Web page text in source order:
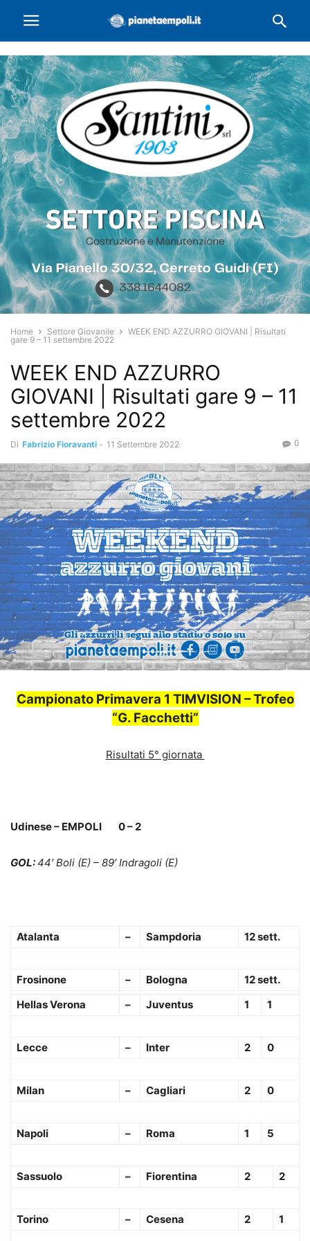
Home Settore Giovanile
WEEK END AZZURRO GIOVANI | Risultati
gare 9 – 11 settembre 2022
WEEK END AZZURRO
GIOVANI | Risultati gare 9 – 11
settembre 2022
Di Fabrizio Fioravanti - 11 Settembre 2022 0
Campionato Primavera 1 TIMVISION – Trofeo
“G. Facchetti”
Risultati 5° giornata
Udinese – EMPOLI 0 – 2
GOL:44′ Boli (E) – 89′ Indragoli (E)
Atalanta – Sampdoria 12 sett.
Frosinone – Bologna
12 sett.
Hellas Verona
– Juventus 1 1
Lecce – Inter 2 0
Milan – Cagliari 2 0
Napoli – Roma 1 5
Sassuolo – Fiorentina 2 2
Torino – Cesena 2 1